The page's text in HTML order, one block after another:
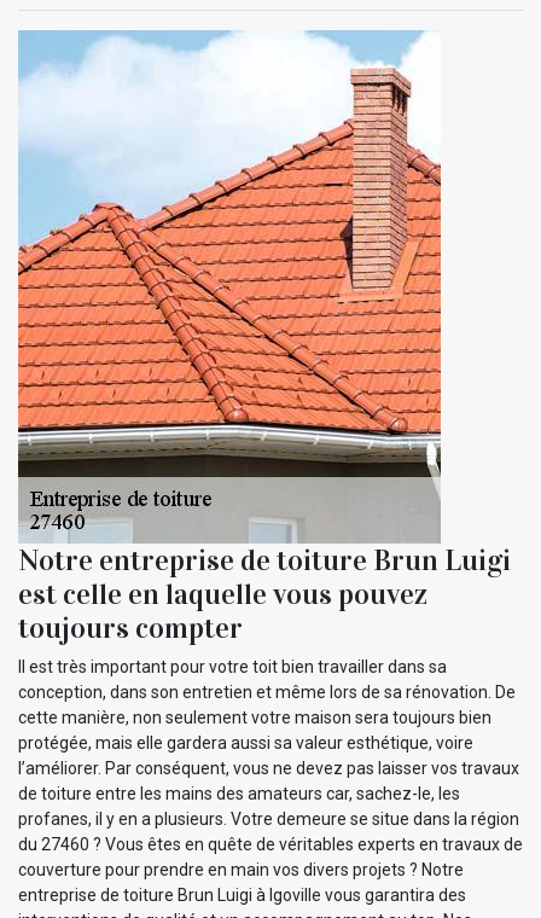
Notre entreprise de toiture Brun Luigi
est celle en laquelle vous pouvez
toujours compter
Il est très important pour votre toit bien travailler dans sa
conception, dans son entretien et même lors de sa rénovation. De
cette manière, non seulement votre maison sera toujours bien
protégée, mais elle gardera aussi sa valeur esthétique, voire
l’améliorer. Par conséquent, vous ne devez pas laisser vos travaux
de toiture entre les mains des amateurs car, sachez-le, les
profanes, il y en a plusieurs. Votre demeure se situe dans la région
du 27460 ? Vous êtes en quête de véritables experts en travaux de
couverture pour prendre en main vos divers projets ? Notre
entreprise de toiture Brun Luigi à Igoville vous garantira des